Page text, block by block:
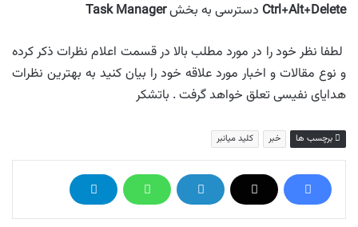
Ctrl+Alt+Delete دسترسی به بخش Task Manager
لطفا نظر خود را در مورد مطلب بالا در قسمت اعلام نظرات ذکر کرده
و نوع مقالات و اخبار مورد علاقه خود را بیان کنید به بهترین نظرات
هدایای نفیسی تعلق خواهد گرفت . باتشکر
برچسب ها خبر کلید میانبر